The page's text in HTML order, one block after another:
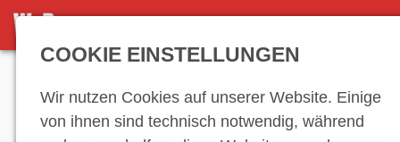
DETAILSEITE
COOKIE EINSTELLUNGEN
Wir nutzen Cookies auf unserer Website. Einige
von ihnen sind technisch notwendig, während